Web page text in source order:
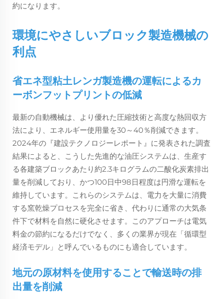
約になります。
環境にやさしいブロック製造機械の
利点
省エネ型粘土レンガ製造機の運転によるカ
ーボンフットプリントの低減
最新の自動機械は、より優れた圧縮技術と高度な熱回収方
法により、エネルギー使用量を30～40％削減できます。
2024年の『建設テクノロジーレポート』に発表された調査
結果によると、こうした先進的な油圧システムは、生産す
る各建築ブロックあたり約2.3キログラムの二酸化炭素排出
量を削減しており、かつ100日中98日程度は円滑な運転を
維持しています。これらのシステムは、電力を大量に消費
する窯乾燥プロセスを完全に省き、代わりに通常の大気条
件下で材料を自然に硬化させます。このアプローチは電気
料金の節約になるだけでなく、多くの業界が現在「循環型
経済モデル」と呼んでいるものにも適合しています。
地元の原材料を使用することで輸送時の排
出量を削減